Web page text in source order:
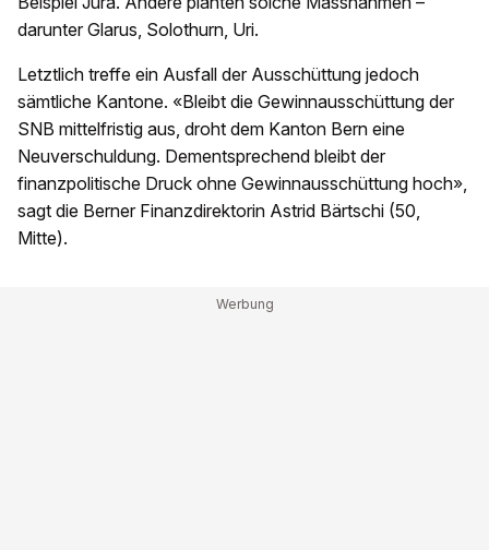
darunter Glarus, Solothurn, Uri.
Letztlich treffe ein Ausfall der Ausschüttung jedoch
sämtliche Kantone. «Bleibt die Gewinnausschüttung der
SNB mittelfristig aus, droht dem Kanton Bern eine
Neuverschuldung. Dementsprechend bleibt der
finanzpolitische Druck ohne Gewinnausschüttung hoch»,
sagt die Berner Finanzdirektorin Astrid Bärtschi (50,
Mitte).